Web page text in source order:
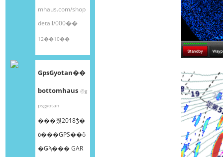
mhaus.com/shop
detail/000��
12��10��
GpsGyotan��
bottomhaus @g
psgyotan
���줬2018ǯ�
٥���GPS��õ
�Ǥϡ��� GAR